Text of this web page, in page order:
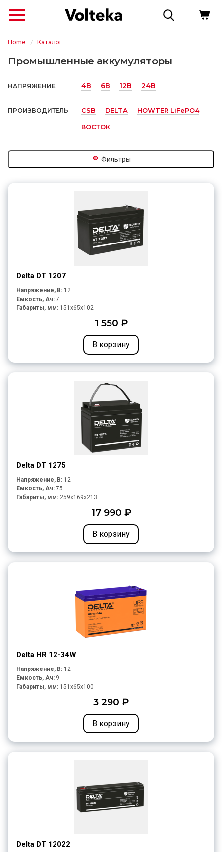
↗
Home Каталог
Промышленные аккумуляторы
НАПРЯЖЕНИЕ 4В 6В 12В 24В
ПРОИЗВОДИТЕЛЬ CSB DELTA HOWTER LiFePO4
ВОСТОК
⚭ Фильтры
Delta DT 1207
Напряжение, В: 12
Емкость, Ач: 7
Габариты, мм: 151x65x102
1 550 ₽
В корзину
Delta DT 1275
Напряжение, В: 12
Емкость, Ач: 75
Габариты, мм: 259x169x213
17 990 ₽
В корзину
Delta HR 12-34W
Напряжение, В: 12
Емкость, Ач: 9
Габариты, мм: 151x65x100
3 290 ₽
В корзину
Delta DT 12022